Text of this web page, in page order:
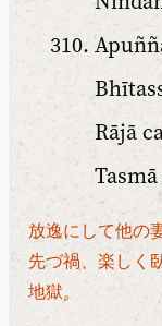
Rājā
放逸にして他の
先づ禍、楽しく
地獄。